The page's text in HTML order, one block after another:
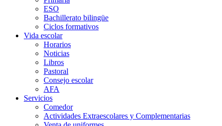
ESO
Bachillerato bilingüe
Ciclos formativos
Vida escolar
Horarios
Noticias
Libros
Pastoral
Consejo escolar
AFA
Servicios
Comedor
Actividades Extraescolares y Complementarias